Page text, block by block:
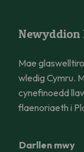
Newyddion
Mae
wledig Cymru.
cynefinoedd
flaenoriaeth i
Darllen mwy